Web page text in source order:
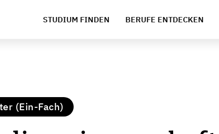
STUDIUM FINDEN BERUFE ENTDECKEN
(Ein-Fach)